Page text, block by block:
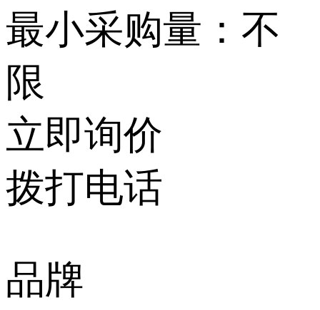
最小采购量：不
限
立即询价
拨打电话
品牌